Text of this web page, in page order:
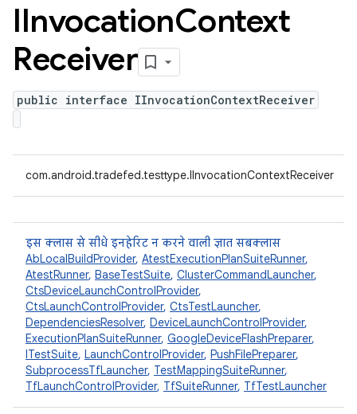
IInvocationContext
Receiver
public interface IInvocationContextReceiver
com.android.tradefed.testtype.IInvocationContextReceiver
इस क्लास से सीधे इनहेरिट न करने वाली ज्ञात सबक्लास
AbLocalBuildProvider, AtestExecutionPlanSuiteRunner,
AtestRunner, BaseTestSuite, ClusterCommandLauncher,
CtsDeviceLaunchControlProvider,
CtsLaunchControlProvider, CtsTestLauncher,
DependenciesResolver, DeviceLaunchControlProvider,
ExecutionPlanSuiteRunner, GoogleDeviceFlashPreparer,
ITestSuite, LaunchControlProvider, PushFilePreparer,
SubprocessTfLauncher, TestMappingSuiteRunner,
TfLaunchControlProvider, TfSuiteRunner, TfTestLauncher